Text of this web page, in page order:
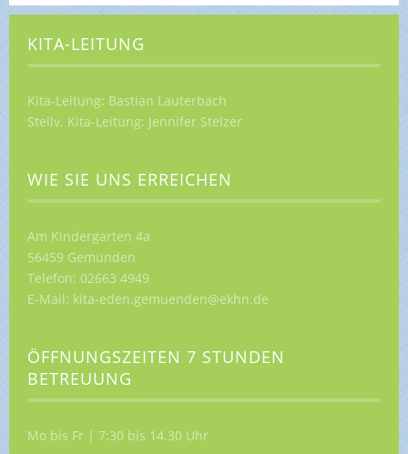
KITA-LEITUNG
Kita-Leitung: Bastian Lauterbach
Stellv. Kita-Leitung: Jennifer Stelzer
WIE SIE UNS ERREICHEN
Am Kindergarten 4a
56459 Gemünden
Telefon: 02663 4949
E-Mail: kita-eden.gemuenden@ekhn.de
ÖFFNUNGSZEITEN 7 STUNDEN
BETREUUNG
Mo bis Fr | 7:30 bis 14.30 Uhr